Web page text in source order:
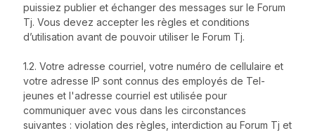
puissiez publier et échanger des messages sur le Forum
Tj. Vous devez accepter les règles et conditions
d’utilisation avant de pouvoir utiliser le Forum Tj.
1.2. Votre adresse courriel, votre numéro de cellulaire et
votre adresse IP sont connus des employés de Tel-
jeunes et l'adresse courriel est utilisée pour
communiquer avec vous dans les circonstances
suivantes : violation des règles, interdiction au Forum Tj et